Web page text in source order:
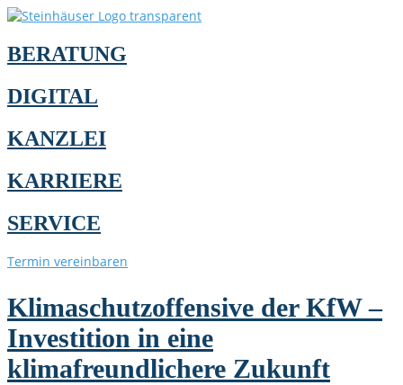
BERATUNG
DIGITAL
KANZLEI
KARRIERE
SERVICE
Termin vereinbaren
Klimaschutzoffensive der KfW –
Investition in eine
klimafreundlichere Zukunft